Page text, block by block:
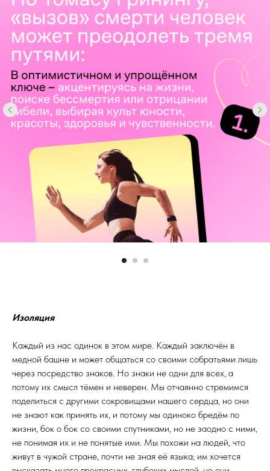
Изоляция
Каждый из нас одинок в этом мире. Каждый заключён в
медной башне и может общаться со своими собратьями лишь
через посредство знаков. Но знаки не одни для всех, а
потому их смысл тёмен и неверен. Мы отчаянно стремимся
поделиться с другими сокровищами нашего сердца, но они
не знают как принять их, и потому мы одиноко бредём по
жизни, бок о бок со своими спутниками, но не заодно с ними,
не понимая их и не понятые ими. Мы похожи на людей, что
живут в чужой стране, почти не зная её языка; им хочется